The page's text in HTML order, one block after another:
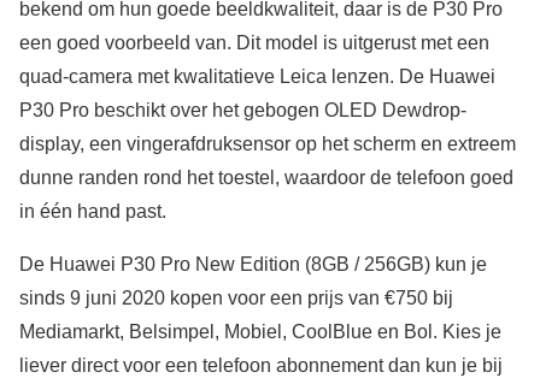
bekend om hun goede beeldkwaliteit, daar is de P30 Pro
een goed voorbeeld van. Dit model is uitgerust met een
quad-camera met kwalitatieve Leica lenzen. De Huawei
P30 Pro beschikt over het gebogen OLED Dewdrop-
display, een vingerafdruksensor op het scherm en extreem
dunne randen rond het toestel, waardoor de telefoon goed
in één hand past.
De Huawei P30 Pro New Edition (8GB / 256GB) kun je
sinds 9 juni 2020 kopen voor een prijs van €750 bij
Mediamarkt, Belsimpel, Mobiel, CoolBlue en Bol. Kies je
liever direct voor een telefoon abonnement dan kun je bij